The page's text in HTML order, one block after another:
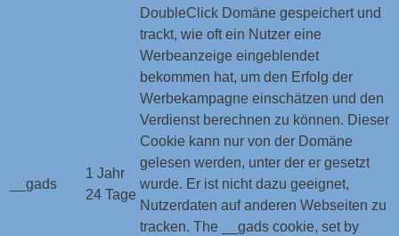
__gads
1 Jahr
24 Tage
DoubleClick Domäne gespeichert und
trackt, wie oft ein Nutzer eine
Werbeanzeige eingeblendet
bekommen hat, um den Erfolg der
Werbekampagne einschätzen und den
Verdienst berechnen zu können. Dieser
Cookie kann nur von der Domäne
gelesen werden, unter der er gesetzt
wurde. Er ist nicht dazu geeignet,
Nutzerdaten auf anderen Webseiten zu
tracken. The __gads cookie, set by